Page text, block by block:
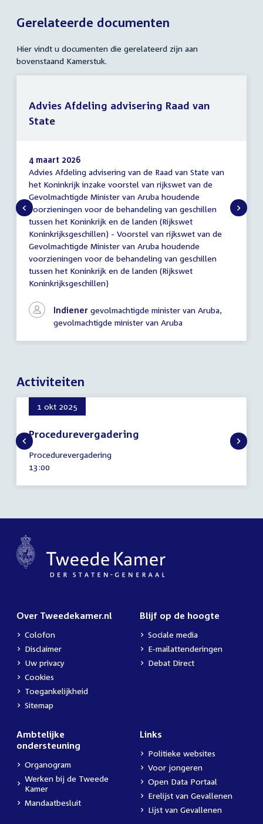
Gerelateerde documenten
Hier vindt u documenten die gerelateerd zijn aan
bovenstaand Kamerstuk.
Advies
Afdeling
advisering
Raad
van
State
4 maart 2026
Advies Afdeling advisering van de Raad van State van
het Koninkrijk inzake voorstel van rijkswet van de
Gevolmachtigde Minister van Aruba houdende
voorzieningen voor de behandeling van geschillen
tussen het Koninkrijk en de landen (Rijkswet
Koninkrijksgeschillen) - Voorstel van rijkswet van de
Gevolmachtigde Minister van Aruba houdende
voorzieningen voor de behandeling van geschillen
tussen het Koninkrijk en de landen (Rijkswet
Koninkrijksgeschillen)
Indiener gevolmachtigde minister van Aruba,
gevolmachtigde minister van Aruba
Advies Afdeling advisering Raad van
State
Activiteiten
1 okt 2025
Procedurevergadering
1
oktober
2025
Procedurevergadering
Tijd
13:00
Over Tweedekamer.nl
Colofon
Disclaimer
Uw privacy
Cookies
Toegankelijkheid
Sitemap
Blijf op de hoogte
Sociale media
E-mailattenderingen
Debat Direct
Ambtelijke
ondersteuning
Organogram
Werken bij de Tweede
Kamer
Mandaatbesluit
Links
Politieke websites
Voor jongeren
Open Data Portaal
Erelijst van Gevallenen
Lijst van Gevallenen